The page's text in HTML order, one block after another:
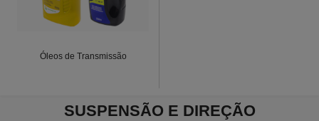
Óleos de Transmissão
SUSPENSÃO E DIREÇÃO